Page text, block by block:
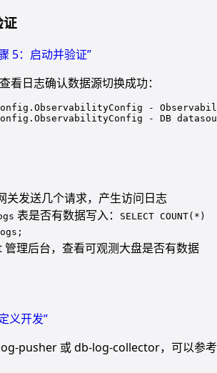
证
5：启动并验证”
看日志确认数据源切换成功：
-
- DB
关发送几个请求，产生访问日志
表是否有数据写入：
SELECT COUNT(*)
理后台，查看可观测大盘是否有数据
义开发”
pusher 或 db-log-collector，可以参考